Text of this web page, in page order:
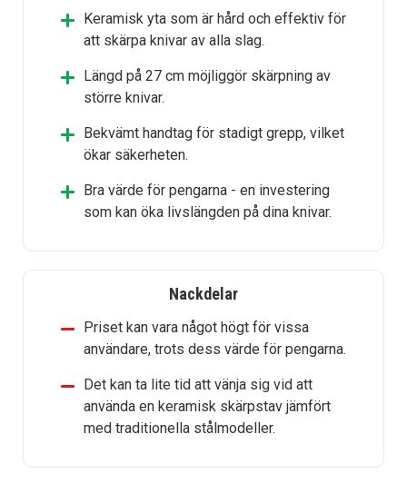
Keramisk yta som är hård och effektiv för
att skärpa knivar av alla slag.
Längd på 27 cm möjliggör skärpning av
större knivar.
Bekvämt handtag för stadigt grepp, vilket
ökar säkerheten.
Bra värde för pengarna - en investering
som kan öka livslängden på dina knivar.
Nackdelar
Priset kan vara något högt för vissa
användare, trots dess värde för pengarna.
Det kan ta lite tid att vänja sig vid att
använda en keramisk skärpstav jämfört
med traditionella stålmodeller.